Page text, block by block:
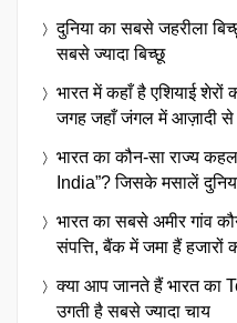
दुनिया का सबसे जहरीला
सबसे ज्यादा बिच्छू
भारत में कहाँ है एशियाई
जगह जहाँ जंगल में आज़ादी
भारत का कौन-सा राज्य
India”? जिसके मसालें
भारत का सबसे अमीर गांव
संपत्ति, बैंक में जमा हैं हजारों
क्या आप जानते हैं भारत का
उगती है सबसे ज्यादा चाय